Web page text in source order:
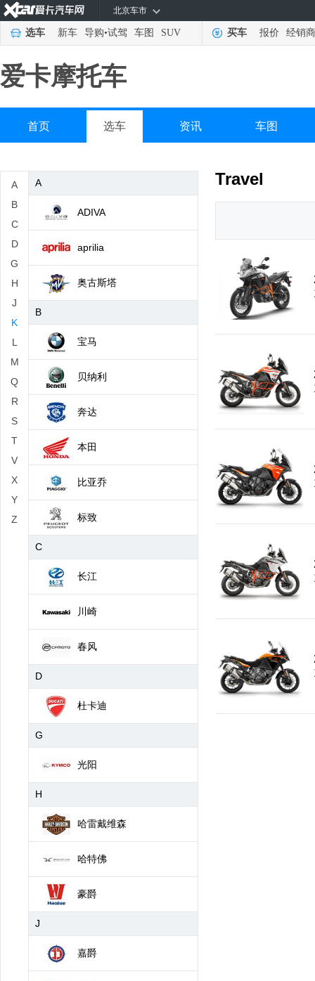
北京车市
选车 新车 导购•试驾 车图 SUV 买车 报价 经销商
爱卡摩托车
首页 选车 资讯 车图
A
B
C
D
G
H
J
K
L
M
Q
R
S
T
V
X
Y
Z
A
ADIVA
aprilia
奥古斯塔
B
宝马
贝纳利
奔达
本田
比亚乔
标致
C
长江
川崎
春风
D
杜卡迪
G
光阳
H
哈雷戴维森
哈特佛
豪爵
J
嘉爵
Travel